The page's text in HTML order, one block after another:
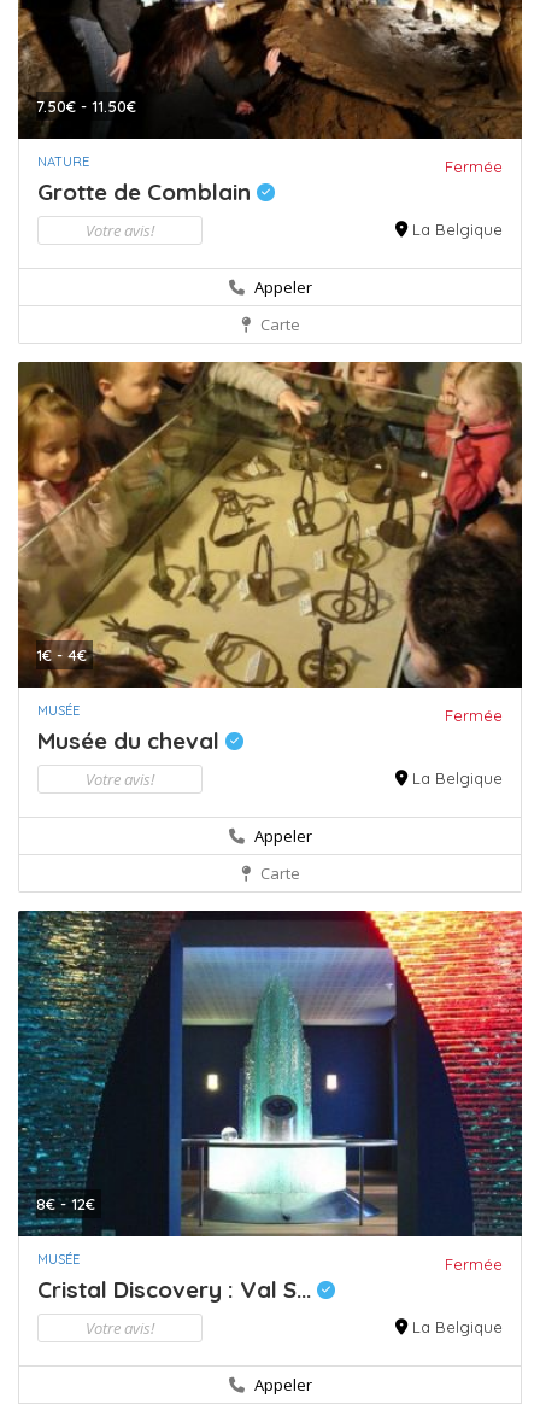
7.50€ - 11.50€
NATURE Fermée
Grotte de Comblain
Votre avis! La Belgique
Appeler
Carte
1€ - 4€
MUSÉE Fermée
Musée du cheval
Votre avis! La Belgique
Appeler
Carte
8€ - 12€
MUSÉE Fermée
Cristal Discovery : Val S...
Votre avis! La Belgique
Appeler